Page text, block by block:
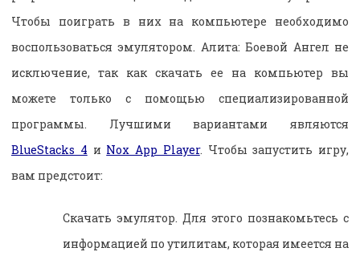
Чтобы поиграть в них на компьютере необходимо
воспользоваться эмулятором. Алита: Боевой Ангел не
исключение, так как скачать ее на компьютер вы
можете только с помощью специализированной
программы. Лучшими вариантами являются
BlueStacks 4 и Nox App Player. Чтобы запустить игру,
вам предстоит:
Скачать эмулятор. Для этого познакомьтесь с
информацией по утилитам, которая имеется на